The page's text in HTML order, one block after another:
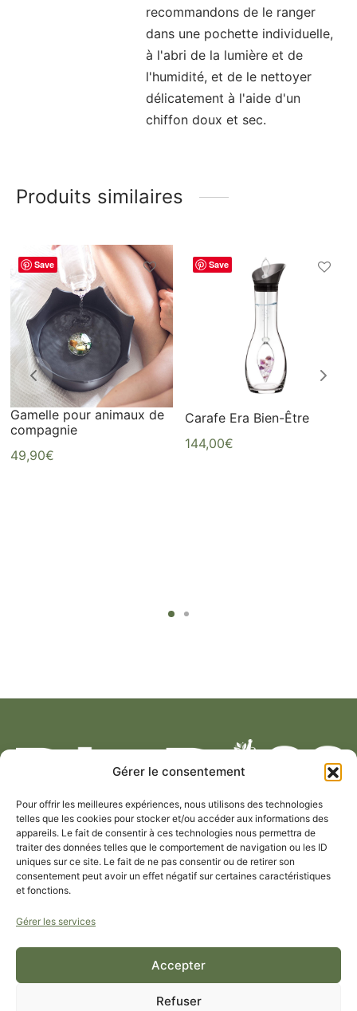
Gérer le consentement
Pour offrir les meilleures expériences, nous utilisons des technologies
telles que les cookies pour stocker et/ou accéder aux informations des
appareils. Le fait de consentir à ces technologies nous permettra de
traiter des données telles que le comportement de navigation ou les ID
uniques sur ce site. Le fait de ne pas consentir ou de retirer son
consentement peut avoir un effet négatif sur certaines caractéristiques
et fonctions.
Gérer les services
Accepter
Refuser
recommandons de le ranger
dans une pochette individuelle,
à l'abri de la lumière et de
l'humidité, et de le nettoyer
délicatement à l'aide d'un
chiffon doux et sec.
Produits similaires
Save
Ce
produit
a
plusieurs
variations.
Les
Gamelle pour animaux de
compagnie
49,90€
Save
Carafe Era Bien-Être
144,00€
PROTÉGEZ VOTRE ÉNERGIE, VIBREZ PLUS FORT.
EN SAVOIR PLUS